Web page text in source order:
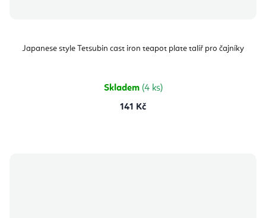
Japanese style Tetsubin cast iron teapot plate talíř pro čajníky
Skladem (4 ks)
141 Kč